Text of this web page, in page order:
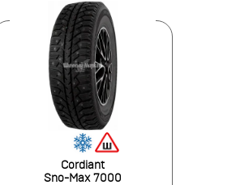
Cordiant
Sno-Max 7000